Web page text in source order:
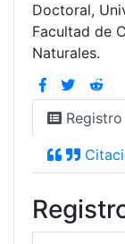
Doctoral,
Facultad de
Naturales.
Registro